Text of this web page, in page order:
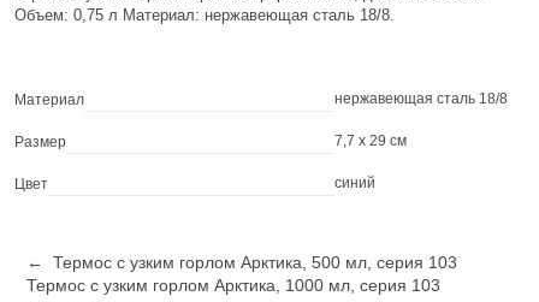
Объем: 0,75 л Материал: нержавеющая сталь 18/8.
Материал нержавеющая сталь 18/8
Размер 7,7 х 29 см
Цвет синий
← Термос с узким горлом Арктика, 500 мл, серия 103
Термос с узким горлом Арктика, 1000 мл, серия 103